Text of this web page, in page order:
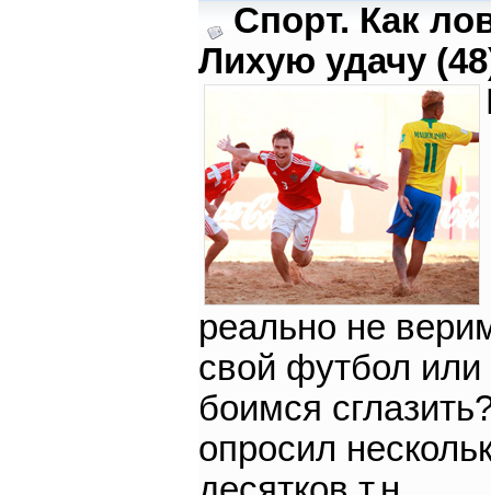
Спорт. Как
Лихую удачу
реально не
свой футбол или
боимся
опросил